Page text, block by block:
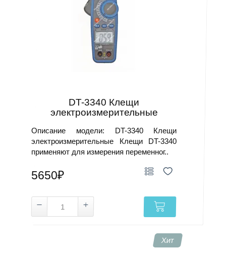
DT-3340 Клещи
электроизмерительные
Описание модели: DT-3340 Клещи
электроизмерительные Клещи DT-3340
применяют для измерения переменног..
5650₽
Хит